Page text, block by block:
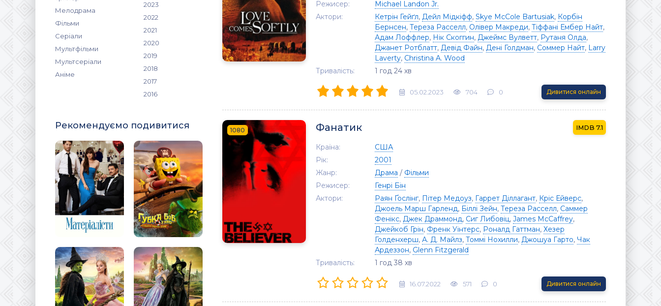
Мелодрама
Фільми
Серіали
Мультфільми
Мультсеріали
Аніме
2023
2022
2021
2020
2019
2018
2017
2016
Рекомендуємо подивитися
Режисер:
Michael Landon Jr.
Актори:
Кетрін Гейґл, Дейл Мідкіфф, Skye McCole Bartusiak, Корбін
Бернсен, Тереза ​​Расселл, Олівер Макреди, Тіффані Ембер Найт,
Адам Лоффлер, Нік Скоггин, Джеймс Вулветт, Рутаня Олда,
Джанет Ротблатт, Девід Файн, Дені Голдман, Соммер Найт, Larry
Laverty, Christina A. Wood
Тривалість:
1 год 24 хв
05.02.2023 704 0 Дивитися онлайн
1080 Фанатик 7.1
Країна:
США
Рік:
2001
Жанр:
Драма / Фільми
Режисер:
Генрі Бін
Актори:
Раян Ґослінг, Пітер Медоуз, Гаррет Діллагант, Кріс Ейверс,
Джоель Марш Гарленд, Біллі Зейн, Тереза ​​Расселл, Саммер
Фенікс, Джек Драммонд, Сиг Либовіц, James McCaffrey,
Джейкоб Грін, Френк Уінтерс, Роналд Гаттман, Хезер
Голденхерш, А. Д. Майлз, Томмі Нохилли, Джошуа Гарто, Чак
Ардеззон, Glenn Fitzgerald
Тривалість:
1 год 38 хв
16.07.2022 571 0 Дивитися онлайн